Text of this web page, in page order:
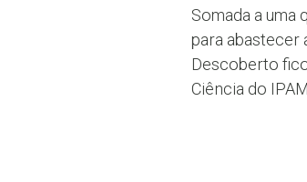
Somada a uma
para abastecer
Descoberto
Ciência do